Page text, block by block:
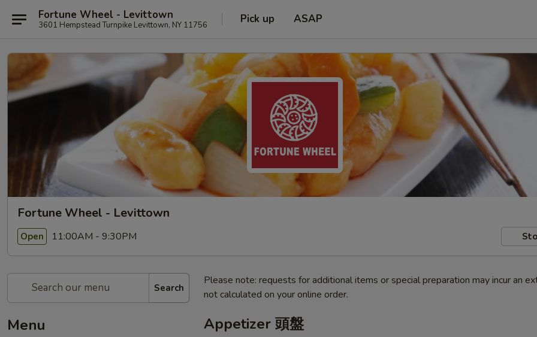
Fortune Wheel - Levittown
3601 Hempstead Turnpike Levittown, NY 11756 Pick up ASAP
Fortune Wheel - Levittown
Open 11:00AM - 9:30PM
Search
Menu
Please note: requests for additional items or special preparation may incur an
not calculated on your online order.
Appetizer 頭盤